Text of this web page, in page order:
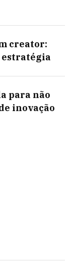
creator:
estratégia
para não
inovação